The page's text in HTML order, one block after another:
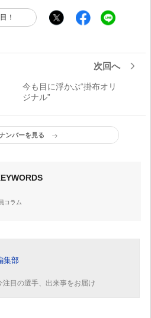
！
次回へ
今も目に浮かぶ“掛布オリ
ジナル”
ンバーを見る
コラム
集部
目の選手、出来事をお届け